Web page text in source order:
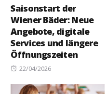
Saisonstart der
Wiener Bäder: Neue
Angebote, digitale
Services und längere
Öffnungszeiten
Posted
22/04/2026